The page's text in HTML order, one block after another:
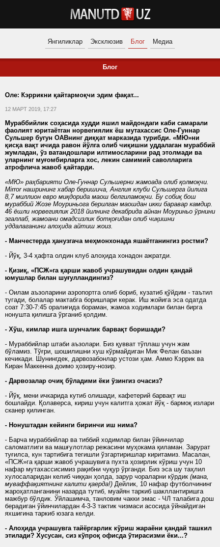
Янгиликлар Эксклюзив Блог Медиа
Блог
Оле: Кэррикни қайтармоқчи эдим фақат...
12 МАРТ 2019, 17:27
Мураббийлик соҳасида худди яшил майдондаги каби самарали
фаолият юритаётган норвегиялик ёш мутахассис Оле-Гуннар
Сульшер бугун ОАВнинг диққат марказида турибди. «МЮ»ни
қисқа вақт ичида равон йўлга олиб чиқишни уддалаган мураббий
жумладан, ўз ватандошлари илтимосларини рад этолмади ва
уларнинг муғомбирларга хос, лекин самимий саволларига
атрофлича жавоб қайтарди.
«МЮ» раҳбарияти Оле-Гуннар Сульшерни жамоада олиб қолмоқчи.
Mirror нашрининг хабар беришича, Англия клуби Сульшерга йилига
8,7 миллион евро миқдорида маош белгиламоқчи. Бу собиқ бош
мураббий Жозе Моуриньога берилган маошдан икки баравар камдир.
46 ёшли норвегиялик 2018 йилнинг декабрида айнан Моуриньо ўрнини
эгаллаб, жамоани омадсизлик ботқоғидан олиб чиқишни
уддалаганини алоҳида айтиш жоиз.
- Манчестерда ҳанузгача меҳмонхонада яшаётганингиз ростми?
- Йўқ, 3-4 ҳафта олдин клуб алоҳида хонадон ажратди.
- Қизиқ, «ПСЖ»га қарши жавоб учрашувидан олдин қандай
юмушлар билан шуғулландингиз?
- Оилам аъзоларини аэропортга олиб бориб, кузатиб қўйдим - таътил
тугади, болалар мактабга боришлари керак. Иш жойига эса одатда
соат 7:30-7:45 оралиғида бораман, жамоа ходимлари билан бирга
нонушта қилишга ўрганиб қолдим.
- Хўш, кимлар ишга шунчалик барвақт боришади?
- Мураббийлар штаби аъзолари. Биз қувват тўплаш учун жам
бўламиз. Тўғри, шошилишни хуш кўрмайдиган Мик Фелан баъзан
кечикади. Шунингдек, дарвозабонлар устози ҳам. Аммо Кэррик ва
Киран Маккенна доимо ҳозиру-нозир.
- Дарвозалар очиқ бўладими ёки ўзингиз очасиз?
- Йўқ, мени ичкарида кутиб олишади, кафетерий барвақт иш
бошлайди. Қолаверса, кириш учун калитга ҳожат йўқ - бармоқ излари
сканер қилинган.
- Нонуштадан кейинги биринчи иш нима?
- Барча мураббийлар ва тиббий ходимлар билан ўйинчилар
саломатлиги ва машғулотлар режасини муҳокама қиламан. Зарурат
туғилса, кун тартибига тегишли ўзгартиришлар киритамиз. Масалан,
«ПСЖ»га қарши жавоб учрашувига пухта ҳозирлик кўриш учун 10
нафар мутахассисимиз рақибни чуқур ўрганди. Биз эса шу таҳлил
хулосаларидан келиб чиққан ҳолда, зарур чораларни кўрдик (мана,
муваффақиятнинг калити қаерда!) Дейлик, 10 нафар футболчининг
жароҳатланганини назарда тутиб, муайян таркиб шакллантиришга
мажбур бўлдик. Ўйлашимча, танловим чакки эмас - ЧЛ талабига дош
берадиган ўйинчилардан 4-3-3 тактик чизмаси асосида ўйнайдиган
яхшигина таркиб юзага келди.
- Алоҳида учрашувга тайёргарлик кўриш жараёни қандай ташкил
этилади? Хусусан, сиз кўпроқ офисда ўтирасизми ёки...?